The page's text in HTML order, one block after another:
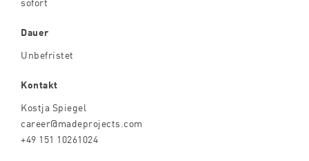
Dauer
Unbefristet
Kontakt
Kostja Spiegel
career@madeprojects.com
+49 151 10261024